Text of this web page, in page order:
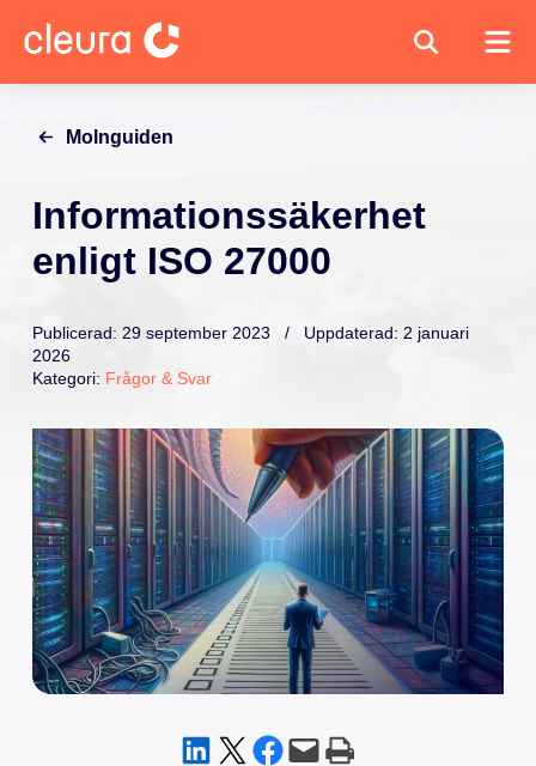
Molnguiden
Informationssäkerhet
enligt ISO 27000
Publicerad: 29 september 2023 / Uppdaterad: 2 januari
2026
Kategori: Frågor & Svar
Dela på LinkedIn Dela på X Dela på Facebook Skicka denna sida med e-post Skriv ut denna sida